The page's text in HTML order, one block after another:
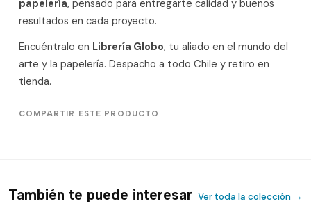
papelería, pensado para entregarte calidad y buenos
resultados en cada proyecto.
Encuéntralo en Librería Globo, tu aliado en el mundo del
arte y la papelería. Despacho a todo Chile y retiro en
tienda.
COMPARTIR ESTE PRODUCTO
También te puede interesar Ver toda la colección →